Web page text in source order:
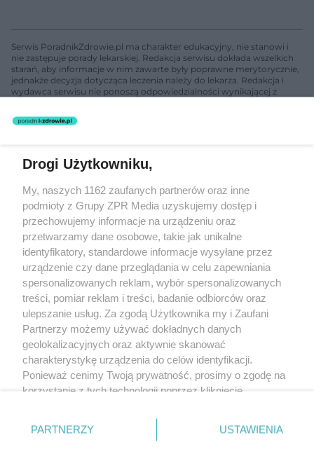
Serwis PoradnikZdrowie.pl ma charakter edukacyjny, nie stanowi i
nie zastępuje porady lekarskiej. Redakcja serwisu dokłada wszelkich
starań, aby informacje w nim zawarte były poprawne merytorycznie,
jednakże decyzja dotycząca leczenia należy do lekarza. Redakcja i
wydawca serwisu nie ponoszą odpowiedzialności wynikającej z
świadczeń zdrowotnych w rozumieniu art. 3 ust 1 ustawy o
rozpowszechniany lub dalej rozpowszechniany w jakikolwiek sposób
(w tym także elektroniczny lub mechaniczny) na jakimkolwiek polu
eksploatacji w jakiejkolwiek formie, włącznie z umieszczaniem w
Internecie bez pisemnej zgody właściciela praw. Jakiekolwiek użycie
lub wykorzystanie utworów w całości lub w części z naruszeniem
prawa, tzn. bez właściwej zgody, jest zabronione pod groźbą kary i
może być ścigane prawnie.
O nas
Informacje prawne
Nasze serwisy
Drogi Użytkowniku,
My, naszych 1162 zaufanych partnerów oraz inne
podmioty z Grupy ZPR Media uzyskujemy dostęp i
przechowujemy informacje na urządzeniu oraz
przetwarzamy dane osobowe, takie jak unikalne
identyfikatory, standardowe informacje wysyłane przez
urządzenie czy dane przeglądania w celu zapewniania
spersonalizowanych reklam, wybór spersonalizowanych
treści, pomiar reklam i treści, badanie odbiorców oraz
ulepszanie usług. Za zgodą Użytkownika my i Zaufani
Partnerzy możemy używać dokładnych danych
geolokalizacyjnych oraz aktywnie skanować
charakterystykę urządzenia do celów identyfikacji.
Ponieważ cenimy Twoją prywatność, prosimy o zgodę na
korzystanie z tych technologii poprzez kliknięcie
zmienić/wycofać klikając przycisk ustawień prywatności
znajdujący się w lewym dolnym rogu strony
PARTNERZY USTAWIENIA